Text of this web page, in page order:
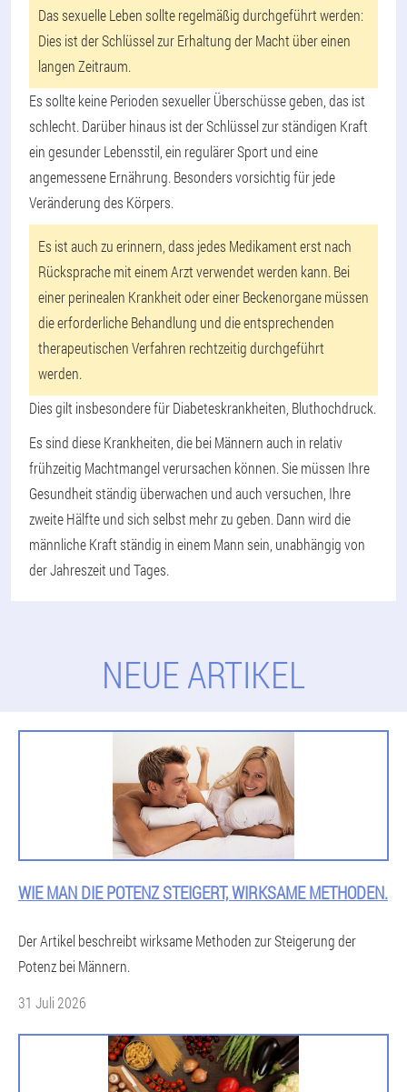
Das sexuelle Leben sollte regelmäßig durchgeführt werden:
Dies ist der Schlüssel zur Erhaltung der Macht über einen
langen Zeitraum.
Es sollte keine Perioden sexueller Überschüsse geben, das ist
schlecht. Darüber hinaus ist der Schlüssel zur ständigen Kraft
ein gesunder Lebensstil, ein regulärer Sport und eine
angemessene Ernährung. Besonders vorsichtig für jede
Veränderung des Körpers.
Es ist auch zu erinnern, dass jedes Medikament erst nach
Rücksprache mit einem Arzt verwendet werden kann. Bei
einer perinealen Krankheit oder einer Beckenorgane müssen
die erforderliche Behandlung und die entsprechenden
therapeutischen Verfahren rechtzeitig durchgeführt
werden.
Dies gilt insbesondere für Diabeteskrankheiten, Bluthochdruck.
Es sind diese Krankheiten, die bei Männern auch in relativ
frühzeitig Machtmangel verursachen können. Sie müssen Ihre
Gesundheit ständig überwachen und auch versuchen, Ihre
zweite Hälfte und sich selbst mehr zu geben. Dann wird die
männliche Kraft ständig in einem Mann sein, unabhängig von
der Jahreszeit und Tages.
NEUE ARTIKEL
WIE MAN DIE POTENZ STEIGERT, WIRKSAME METHODEN.
Der Artikel beschreibt wirksame Methoden zur Steigerung der
Potenz bei Männern.
31 Juli 2026